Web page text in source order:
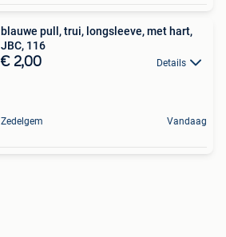
blauwe pull, trui, longsleeve, met hart,
JBC, 116
€ 2,00 Details
Zedelgem Vandaag